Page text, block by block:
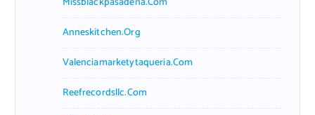
Anneskitchen.org
Valenciamarketytaqueria.com
Reefrecordsllc.com